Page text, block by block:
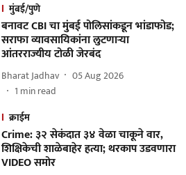
मुंबई/पुणे
बनावट CBI चा मुंबई पोलिसांकडून भांडाफोड;
सराफा व्यावसायिकांना लुटणाऱ्या
आंतरराज्यीय टोळी जेरबंद
Bharat Jadhav
05 Aug 2026
1 min read
क्राईम
Crime: ३२ सेकंदात ३४ वेळा चाकूने वार,
शिक्षिकेची शाळेबाहेर हत्या; थरकाप उडवणारा
VIDEO समोर